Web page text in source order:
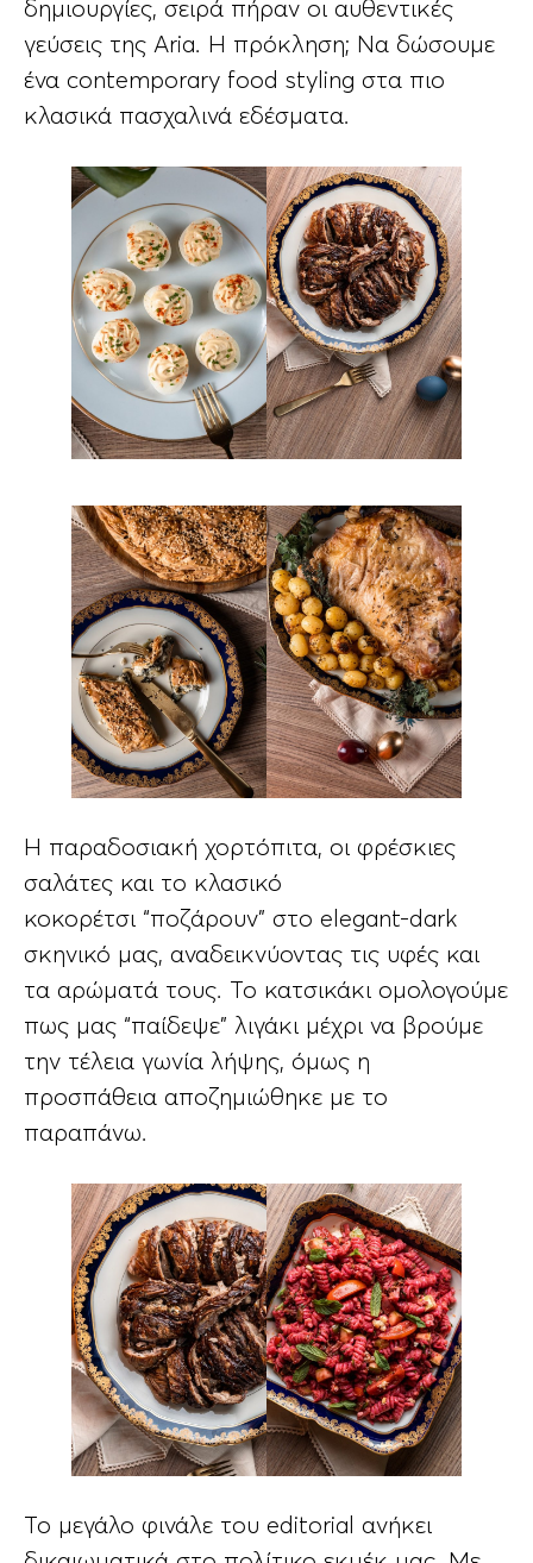
δημιουργίες, σειρά πήραν οι αυθεντικές
γεύσεις της Aria. Η πρόκληση; Να δώσουμε
ένα contemporary food styling στα πιο
κλασικά πασχαλινά εδέσματα.
Η παραδοσιακή χορτόπιτα, οι φρέσκιες
σαλάτες και το κλασικό
κοκορέτσι “ποζάρουν” στο elegant-dark
σκηνικό μας, αναδεικνύοντας τις υφές και
τα αρώματά τους. Το κατσικάκι ομολογούμε
πως μας “παίδεψε” λιγάκι μέχρι να βρούμε
την τέλεια γωνία λήψης, όμως η
προσπάθεια αποζημιώθηκε με το
παραπάνω.
Το μεγάλο φινάλε του editorial ανήκει